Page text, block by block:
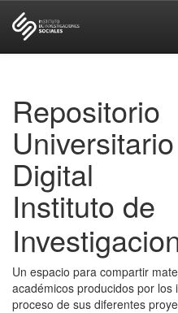
Repositorio
Universitario
Digital
Instituto de
Un espacio para compartir
académicos producidos por los
proceso de sus diferentes